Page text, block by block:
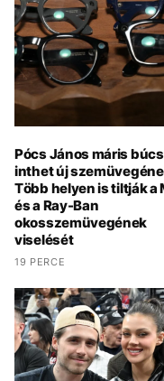
Pócs János máris
inthet új
Több helyen is tiltják a
és a Ray-Ban
okosszemüvegének
viselését
19 PERCE